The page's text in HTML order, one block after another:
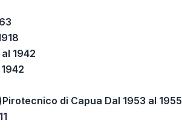
1942
di Capua Dal 1953 al 1955